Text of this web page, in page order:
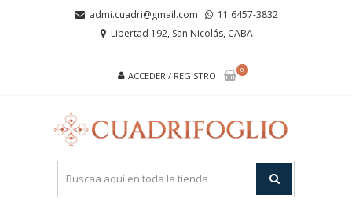
admi.cuadri@gmail.com
11 6457-3832
Libertad 192, San Nicolás, CABA
ACCEDER / REGISTRO
0